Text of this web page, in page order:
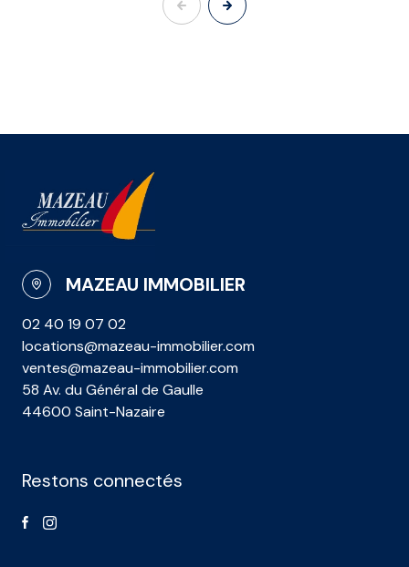
MAZEAU IMMOBILIER
02 40 19 07 02
locations@mazeau-immobilier.com
ventes@mazeau-immobilier.com
58 Av. du Général de Gaulle
44600 Saint-Nazaire
Restons connectés